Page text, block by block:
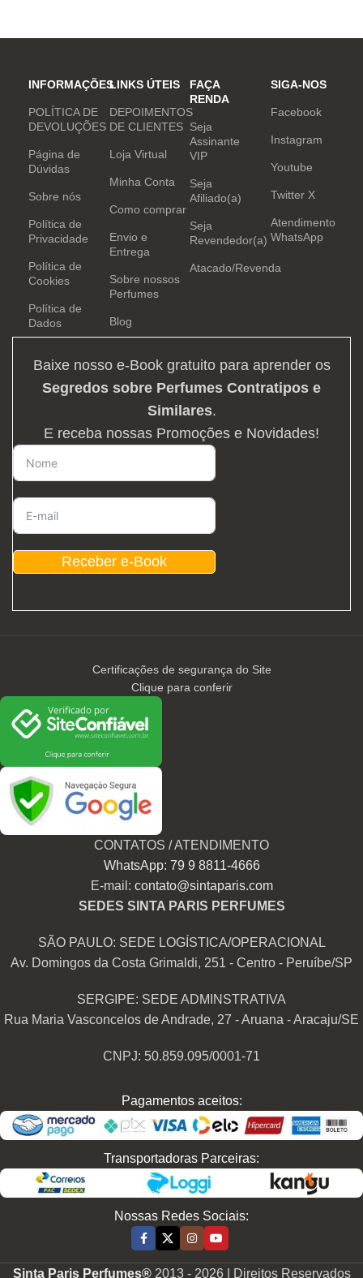
inovar sempre, provocando
e determinação.
INFORMAÇÕES
POLÍTICA DE
DEVOLUÇÕES
Página de
Dúvidas
Sobre nós
Política de
Privacidade
Política de
Cookies
Política de
Dados
LINKS ÚTEIS
DEPOIMENTOS
DE CLIENTES
Loja Virtual
Minha Conta
Como comprar
Envio e
Entrega
Sobre nossos
Perfumes
Blog
FAÇA
RENDA
Seja
Assinante
VIP
Seja
Afiliado(a)
Seja
Revendedor(a)
Atacado/Revenda
SIGA-NOS
Facebook
Instagram
Youtube
Twitter X
Atendimento
WhatsApp
Baixe nosso e-Book gratuito para aprender os
Segredos sobre Perfumes Contratipos e
Similares.
E receba nossas Promoções e Novidades!
Receber e-Book
Certificações de segurança do Site
Clique para conferir
CONTATOS / ATENDIMENTO
WhatsApp: 79 9 8811-4666
E-mail: contato@sintaparis.com
SEDES SINTA PARIS PERFUMES
SÃO PAULO: SEDE LOGÍSTICA/OPERACIONAL
Av. Domingos da Costa Grimaldi, 251 - Centro - Peruíbe/SP
SERGIPE: SEDE ADMINSTRATIVA
Rua Maria Vasconcelos de Andrade, 27 - Aruana - Aracaju/SE
CNPJ: 50.859.095/0001-71
Pagamentos aceitos:
Transportadoras Parceiras:
Nossas Redes Sociais:
Sinta Paris Perfumes® 2013 - 2026 | Direitos Reservados